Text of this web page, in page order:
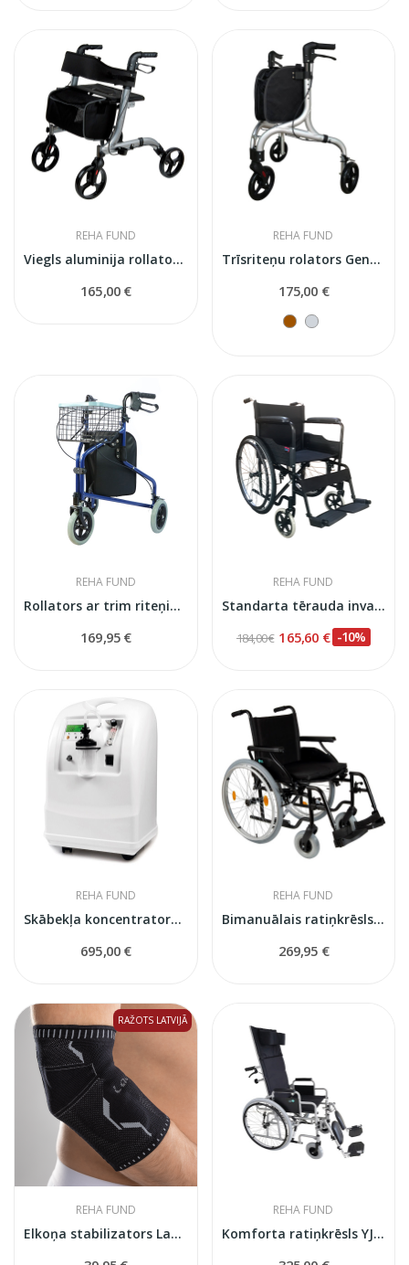
REHA FUND
Viegls aluminija rollators RF 620
165,00 €
REHA FUND
Trīsriteņu rolators Geneva Premium
175,00 €
REHA FUND
Rollators ar trim riteņiem, grozu un somu RF-621
169,95 €
REHA FUND
Standarta tērauda invalīdu ratiņkrēsls GABI,...
184,00 € 165,60 € -10%
REHA FUND
Skābekļa koncentrators KSOC-5
695,00 €
REHA FUND
Bimanuālais ratiņkrēsls ar tērauda rāmi Cruiser 1
269,95 €
RAŽOTS LATVIJĀ
REHA FUND
Elkoņa stabilizators Lauma Medical
REHA FUND
Komforta ratiņkrēsls YJ-011